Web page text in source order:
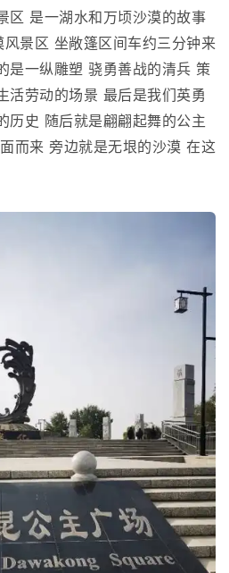
区 是一湖水和万顷沙漠的故事
景区 坐敞篷区间车约三分钟来
是一纵雕塑 骁勇善战的清兵 策
活劳动的场景 最后是我们英勇
历史 随后就是翩翩起舞的公主
而来 旁边就是无垠的沙漠 在这